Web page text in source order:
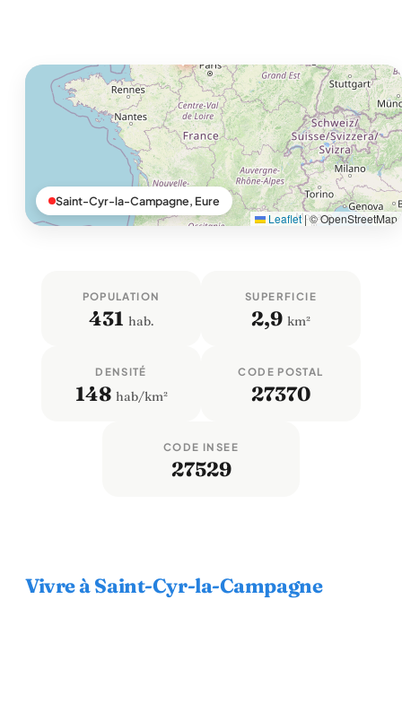
Leaflet |© OpenStreetMap
Saint-Cyr-la-Campagne, Eure
POPULATION
431 hab.
SUPERFICIE
2,9 km²
DENSITÉ
148 hab/km²
CODE POSTAL
27370
CODE INSEE
27529
Vivre à Saint-Cyr-la-Campagne